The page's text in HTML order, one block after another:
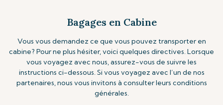
Bagages en Cabine
Vous vous demandez ce que vous pouvez transporter en
cabine? Pour ne plus hésiter, voici quelques directives. Lorsque
vous voyagez avec nous, assurez-vous de suivre les
instructions ci-dessous. Si vous voyagez avec l’un de nos
partenaires, nous vous invitons à consulter leurs conditions
générales.